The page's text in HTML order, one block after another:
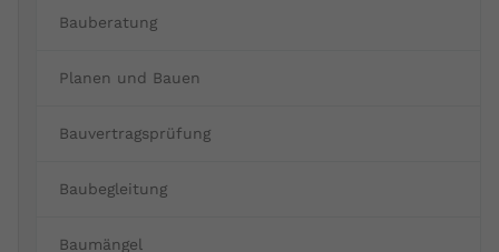
Bauberatung
Planen und Bauen
Bauvertragsprüfung
Baubegleitung
Baumängel